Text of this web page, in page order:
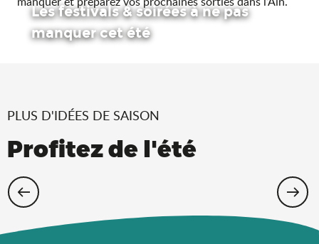
Les festivals & soirées à ne pas
manquer cet été
PLUS D'IDÉES DE SAISON
Profitez de l'été
Cet été, échappez-vous dans l’Ain !